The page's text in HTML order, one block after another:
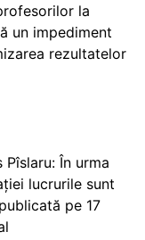
la
un impediment
rezultatelor
În urma
lucrurile sunt
pe 17